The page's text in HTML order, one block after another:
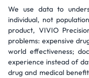
We use data to
individual, not
product, VIVIO
problems: expensive
world effectiveness;
experience instead of
drug and medical